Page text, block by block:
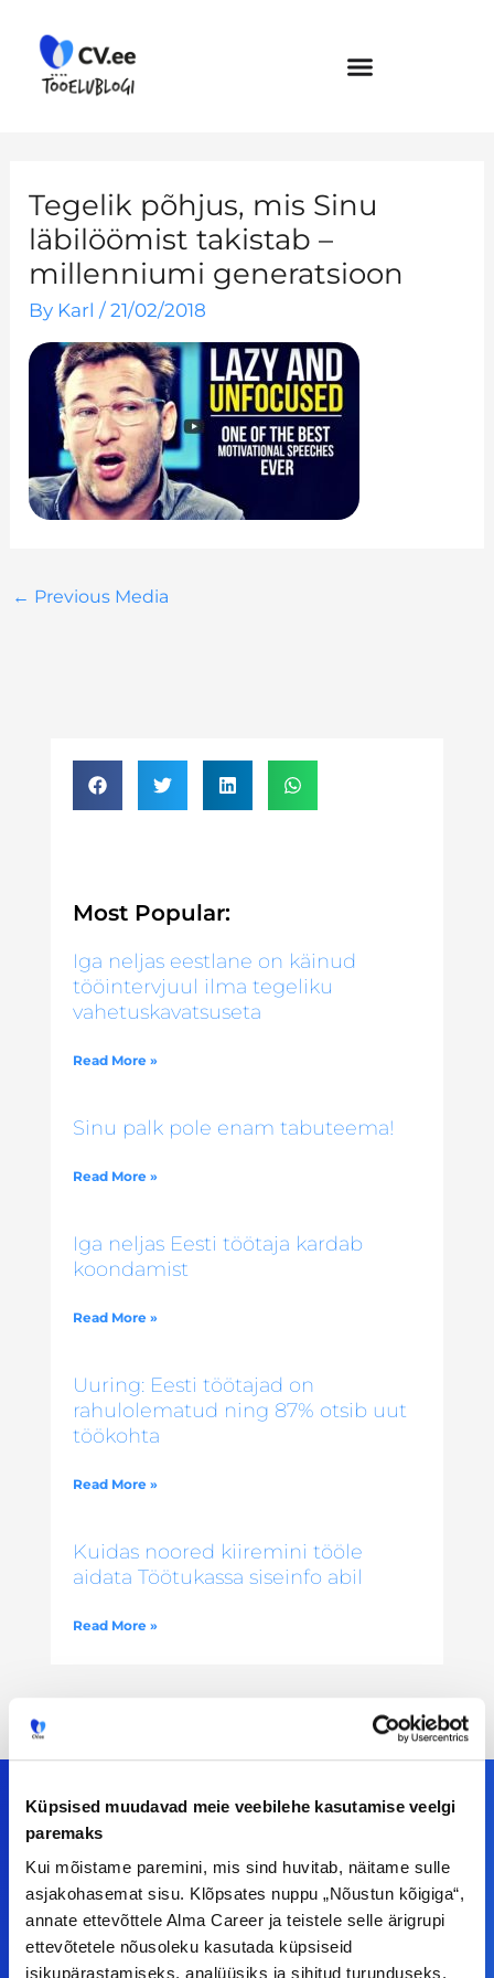
Küpsised muudavad meie veebilehe kasutamise veelgi
paremaks
Kui mõistame paremini, mis sind huvitab, näitame sulle
asjakohasemat sisu. Klõpsates nuppu „Nõustun kõigiga“,
annate ettevõttele Alma Career ja teistele selle ärigrupi
ettevõtetele nõusoleku kasutada küpsiseid
isikupärastamiseks, analüüsiks ja sihitud turunduseks.
content
Tegelik põhjus, mis Sinu
läbilöömist takistab –
millenniumi generatsioon
By Karl/21/02/2018
← Previous Media
Most Popular:
Iga neljas eestlane on käinud
tööintervjuul ilma tegeliku
vahetuskavatsuseta
Read More »
Sinu palk pole enam tabuteema!
Read More »
Iga neljas Eesti töötaja kardab
koondamist
Read More »
Uuring: Eesti töötajad on
rahulolematud ning 87% otsib uut
töökohta
Read More »
Kuidas noored kiiremini tööle
aidata Töötukassa siseinfo abil
Read More »
Meiega leiad!
Tööelublogi.ee lehelt leiad kõik vajaliku, et olla
kursis tööturu uudistega. Kui sul on